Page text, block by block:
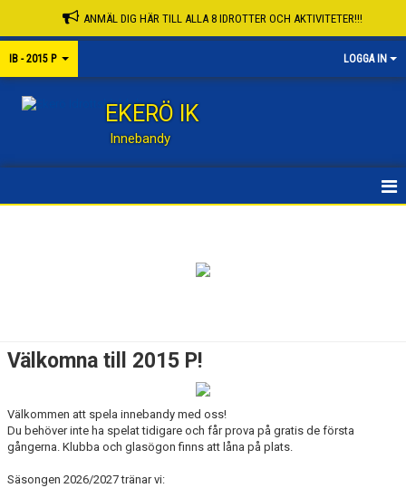
ANMÄL DIG HÄR TILL ALLA 8 IDROTTER OCH AKTIVITETER!!!
IB - 2015 P LOGGA IN
EKERÖ IK
Innebandy
Välkomna till 2015 P!
Välkommen att spela innebandy med oss!
Du behöver inte ha spelat tidigare och får prova på gratis de första
gångerna. Klubba och glasögon finns att låna på plats.
Säsongen 2026/2027 tränar vi: